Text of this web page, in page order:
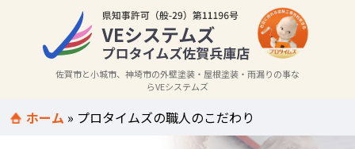
佐賀市と小城市、神埼市の外壁塗装・屋根塗装・雨漏りの事な
らVEシステムズ
ホーム » プロタイムズの職人のこだわり